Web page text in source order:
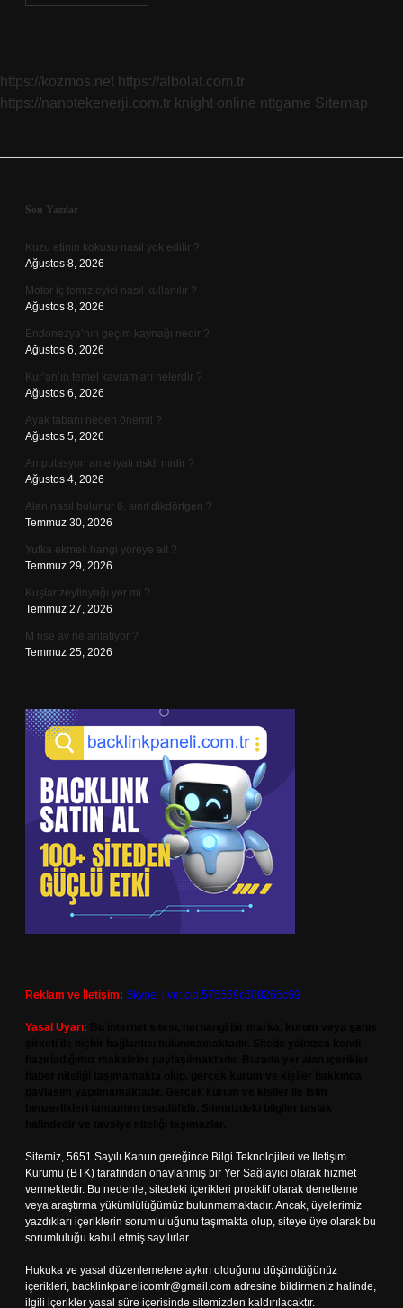
En
https://kozmos.net https://albolat.com.tr
https://nanotekenerji.com.tr knight online nttgame Sitemap
Sidebar
Son Yazılar
Kuzu etinin kokusu nasıl yok edilir ?
Ağustos 8, 2026
Motor iç temizleyici nasıl kullanılır ?
Ağustos 8, 2026
Endonezya’nın geçim kaynağı nedir ?
Ağustos 6, 2026
Kur’an’ın temel kavramları nelerdir ?
Ağustos 6, 2026
Ayak tabanı neden önemli ?
Ağustos 5, 2026
Amputasyon ameliyatı riskli midir ?
Ağustos 4, 2026
Alan nasıl bulunur 6. sınıf dikdörtgen ?
Temmuz 30, 2026
Yufka ekmek hangi yöreye ait ?
Temmuz 29, 2026
Kuşlar zeytinyağı yer mi ?
Temmuz 27, 2026
M rise av ne anlatıyor ?
Temmuz 25, 2026
Reklam ve İletişim: Skype: live:.cid.575569c608265c69
Yasal Uyarı:
Sitemiz, 5651 Sayılı Kanun gereğince Bilgi Teknolojileri ve İletişim
Kurumu (BTK) tarafından onaylanmış bir Yer Sağlayıcı olarak hizmet
vermektedir. Bu nedenle, sitedeki içerikleri proaktif olarak denetleme
veya araştırma yükümlülüğümüz bulunmamaktadır. Ancak, üyelerimiz
yazdıkları içeriklerin sorumluluğunu taşımakta olup, siteye üye olarak bu
sorumluluğu kabul etmiş sayılırlar.
Hukuka ve yasal düzenlemelere aykırı olduğunu düşündüğünüz
içerikleri, backlinkpanelicomtr@gmail.com adresine bildirmeniz halinde,
ilgili içerikler yasal süre içerisinde sitemizden kaldırılacaktır.